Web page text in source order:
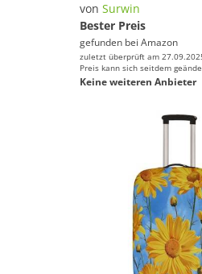
von Surwin
Bester Preis
gefunden bei Amazon
zuletzt überprüft am
Preis kann sich seitdem
Keine weiteren Anbieter